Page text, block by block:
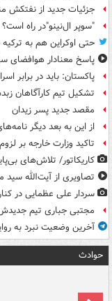
جزئیات جدید از نفتکش
"سوپر ال‌نینو"در راه است؟
حتی اوکراین هم به
پاسخ معنادار هوافضای
پاکستان: باید در برابر
تشکیل تیم کارآگاهان
مقصد جدید پسر زیدان
از این به بعد دیگر
تاکید وزارت خارجه بر
کاریکاتور/ تلاش‌های
تصاویری از آیت‌الله
سردار علی عظمایی در
مجتبی جباری تیم جدیدش
آخرین وضعیت نبرد به
حوادث